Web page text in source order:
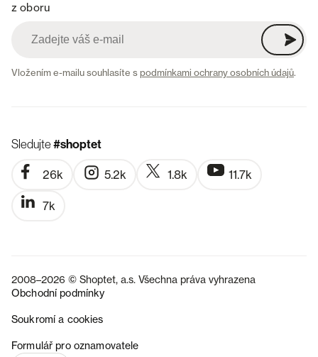
z oboru
Vložením e-mailu souhlasíte spodmínkami ochrany osobních údajů.
Sledujte#shoptet
26k 5.2k 1.8k 11.7k
7k
2008–2026 © Shoptet, a.s. Všechna práva vyhrazena
Obchodní podmínky
Soukromí a cookies
Formulář pro oznamovatele